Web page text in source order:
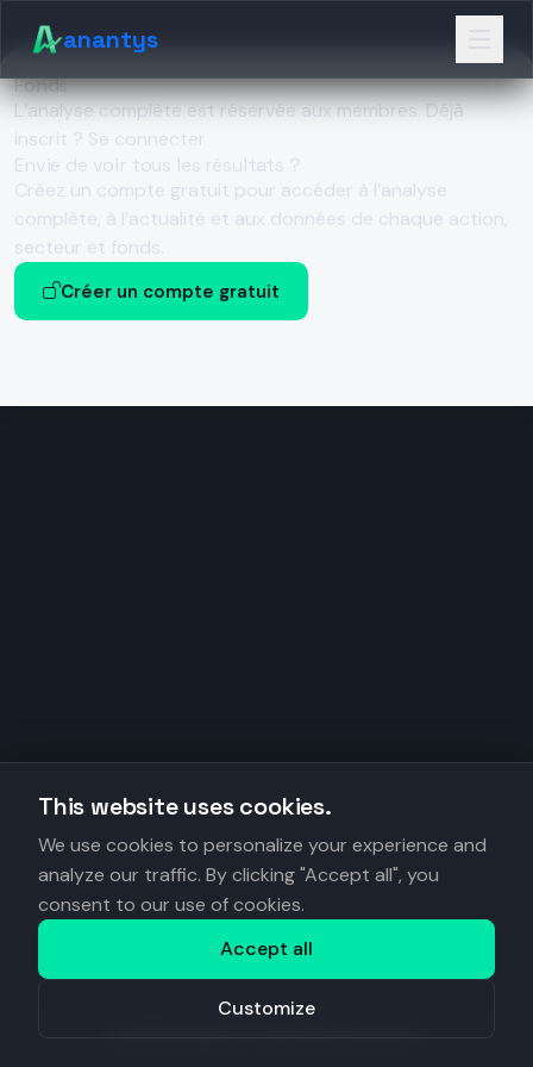
anantys
Fonds
L’analyse complète est réservée aux membres.Déjà
inscrit ? Se connecter
Envie de voir tous les résultats ?
Créez un compte gratuit pour accéder à l’analyse
complète, à l’actualité et aux données de chaque action,
secteur et fonds.
Créer un compte gratuit
This website uses cookies.
We use cookies to personalize your experience and
analyze our traffic. By clicking "Accept all", you
consent to our use of cookies.
Accept all
Customize